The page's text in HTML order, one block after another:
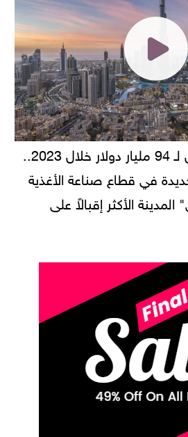
حجم استثمارات يصل لـ 94 مليار دولار خلال 2023..
في قطاع صناعة الأغذية
الأكثر إقبالاً على